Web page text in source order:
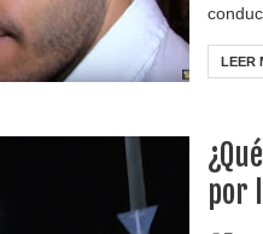
LEER
por